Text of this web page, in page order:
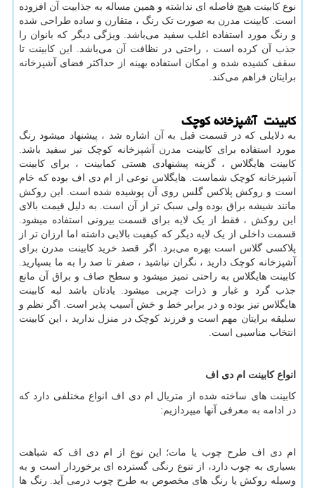
نوع کابینت هیچ فاصله ای نداشته و همین مساله به جذابیت آن افزوده
است. کابینت مدرن به صورت تک رنگ ، متقارن و ساده طراحی شده
و رنگ مورد استفاده اغلب سفید می‌باشد. ویژگی دیگر که بانوان را
جذب آن کرده است ، راحتی در نظافت آن می‌باشد. این کابینت تا
سقف کشیده شده و امکان استفاده بهینه از حداکثر فضای آشپزخانه
برایتان فراهم می‌کند.
کابینت آشپزخانه کوچک
به دلایلی که در قسمت قبل به آن اشاره شد ، پیشنهاد میشود رنگ
مورد استفاده برای کابینت مدرن آشپزخانه کوچک نیز سفید باشد.
کابینت هایگلاس ، گزینه پیشنهادی هستی کمابینت ، برای کابینت
آشپزخانه کوچک شماست. هایگلاس نوعی از ام دی اف بوده که خام
است و روکش پلاکس گلس روی آن پوشیده شده است. این روکش
مانند شیشه براق بوده ولی سبک تر از آن است. به دلیل قیمت بالای
این روکش ، فقط از یک لایه برای قسمت بیرونی استفاده میشود.
قسمت داخلی از یک لایه دیگر که کیفیت بالایی داشته اما ارزان تر از
پلاکسی گلاس است بهره می‌برد. اگر قصد خرید کابینت مدرن برای
آشپزخانه کوچک دارید ، نگران نباشید ، صفر تا صد را به ما بسپارید.
کابینت هایگلاس به راحتی تمیز میشود و سطح صاف و براق آن مانع
جذب گرد و غبار و ذرات چربی میشود. یادتان باشد لبه کابینت
هایگلاس تیز بوده و در برابر خط و خش آسیب پذیر است. اگر نظم و
سلیقه برایتان مهم است و فرزند کوچک در منزل ندارید ، این کابینت
انتخاب مناسبی است.
انواع کابینت ام دی اف
کابینت های ساخته شده از متریال ام دی اف انواع مختلفی دارد که
در ادامه به معرفی آنها میپردازیم:
ام دی اف طرح چوب یا مات؛ این نوع از ام دی اف که شباهت
بسیاری به چوب دارد، از تنوع رنگی گسترده ­ای برخوردار است و به
وسیله روکش یا رنگ­ های مخصوص به طرح چوب درمی­ آید. رنگ ­ها